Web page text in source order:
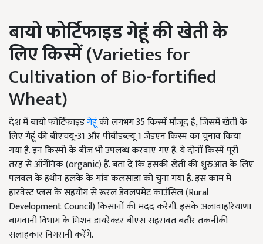
बायो फोर्टिफाइड गेहूं की खेती के
लिए किस्में (Varieties for
Cultivation of Bio-fortified
Wheat)
देश में बायो फोर्टिफाइडगेहूंकी लगभग 35किस्में मौजूद हैं,जिसमें खेती के
लिए गेहूं की बीएचयू-31 और पीबीडब्ल्यू1जेडएन किस्म का चुनाव किया
गया है. इन किस्मों के बीज भी उपलब्ध करवाए गए हैं. ये दोनों किस्में पूरी
तरह से ऑर्गेनिक (organic) हैं. बता दें कि इसकी खेती की शुरुआत के लिए
पलवल के हथीन हलके के गांव कलसाडा को चुना गया है. इस काम में
हारवेस्ट प्लस के सहयोग से रूरल डेवलपमेंट काउंसिल(Rural
Development Council)किसानों की मदद करेगी. इसके अलावाहरियाणा
बागवानी विभाग के मिशन डायरेक्टर बीएस सहरावत बतौर तकनीकी
सलाहकार निगरानी करेंगे.